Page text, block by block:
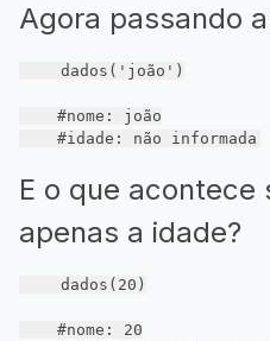
Agora passando
    dados(
'joão' )
#nome: joão
#idade: não informada
E o que acontece
apenas a idade?
    dados(
20 )
#nome: 20